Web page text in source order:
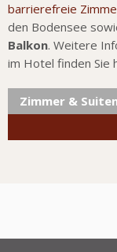
barrierefreie
den Bodensee
Balkon. Weitere
im Hotel finden Sie
Zimmer &